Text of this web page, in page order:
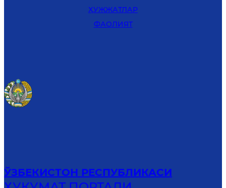
ҲУЖЖАТЛАР
ФАОЛИЯТ
ЎЗБЕКИСТОН РЕСПУБЛИКАСИ